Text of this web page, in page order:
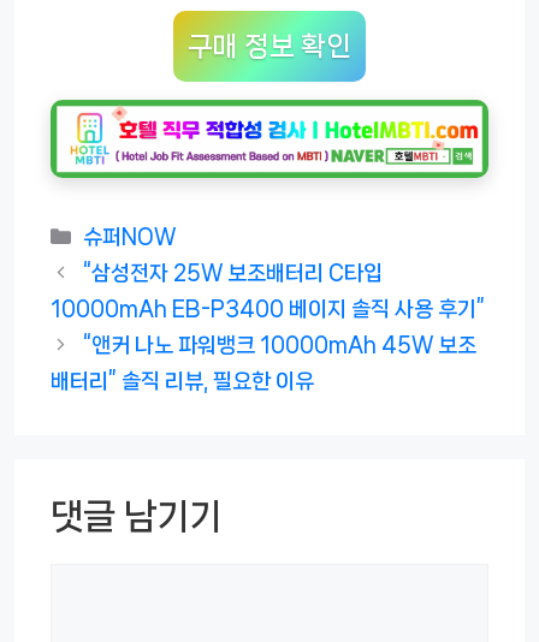
구매 정보 확인
카
테
리
슈퍼NOW
“삼성전자 25W 보조배터리 C타입
10000mAh EB-P3400 베이지 솔직 사용 후기”
“앤커 나노 파워뱅크 10000mAh 45W 보조
배터리” 솔직 리뷰, 필요한 이유
댓글 남기기